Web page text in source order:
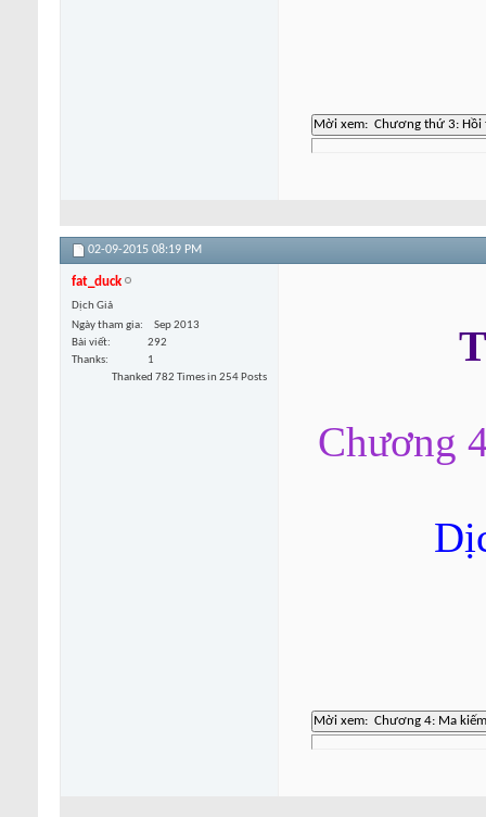
02-09-2015 08:19 PM
fat_duck
Dịch Giả
Ngày tham gia
Sep 2013
Bài viết
292
Thanks
1
Thanked 782 Times in 254 Posts
Chương